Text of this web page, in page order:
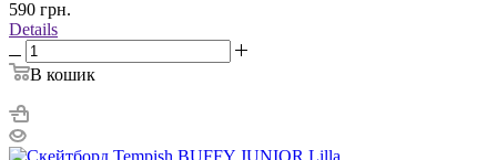
590 грн.
Details
В кошик